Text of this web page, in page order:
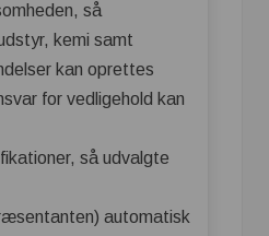
så
kemi samt
kan oprettes
for vedligehold kan
så udvalgte
automatisk